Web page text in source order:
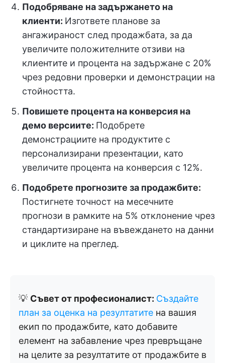
Подобряване на задържането на
клиенти: Изгответе планове за
ангажираност след продажбата, за да
увеличите положителните отзиви на
клиентите и процента на задържане с 20%
чрез редовни проверки и демонстрации на
стойността.
Повишете процента на конверсия на
демо версиите: Подобрете
демонстрациите на продуктите с
персонализирани презентации, като
увеличите процента на конверсия с 12%.
Подобрете прогнозите за продажбите:
Постигнете точност на месечните
прогнози в рамките на 5% отклонение чрез
стандартизиране на въвеждането на данни
и циклите на преглед.
💡 Съвет от професионалист: Създайте
план за оценка на резултатите на вашия
екип по продажбите, като добавите
елемент на забавление чрез превръщане
на целите за резултатите от продажбите в